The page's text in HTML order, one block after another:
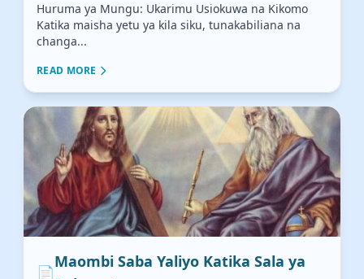
Huruma ya Mungu: Ukarimu Usiokuwa na Kikomo
Katika maisha yetu ya kila siku, tunakabiliana na
changa...
READ MORE
📄
Maombi Saba Yaliyo Katika Sala ya